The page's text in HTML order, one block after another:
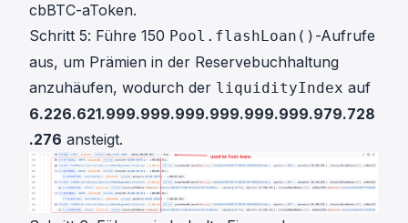
cbBTC-aToken.
Schritt 5: Führe 150 Pool.flashLoan() -Aufrufe
aus, um Prämien in der Reservebuchhaltung
anzuhäufen, wodurch der liquidityIndex auf
6.226.621.999.999.999.999.999.999.979.728
.276 ansteigt.